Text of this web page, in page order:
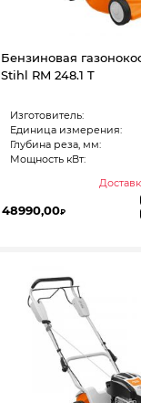
Бензиновая
Stihl RM 248.1 T
Изготовитель:
Единица измерения:
Глубина реза, мм:
Мощность кВт:
48990,00₽